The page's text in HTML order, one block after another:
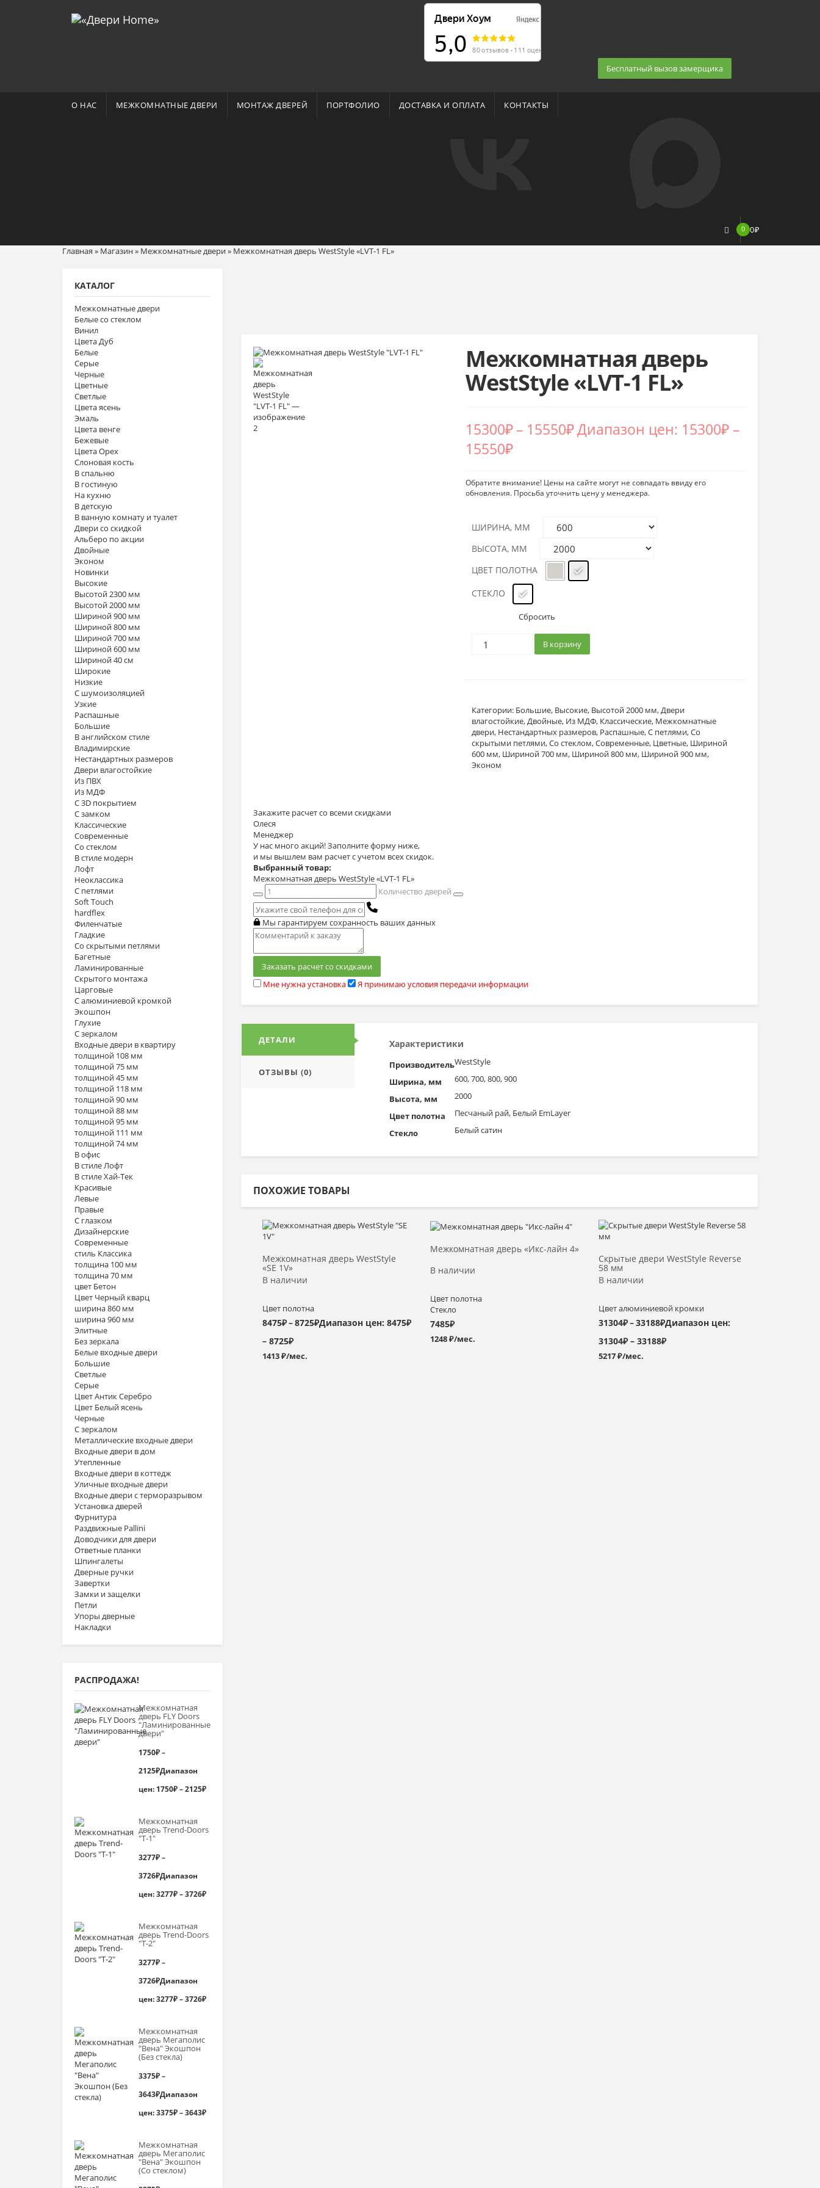
Бесплатный вызов замерщика
О НАС МЕЖКОМНАТНЫЕ ДВЕРИ МОНТАЖ ДВЕРЕЙ ПОРТФОЛИО ДОСТАВКА И ОПЛАТА КОНТАКТЫ
0 0₽
Главная » Магазин» Межкомнатные двери» Межкомнатная дверь WestStyle «LVT-1 FL»
КАТАЛОГ
Межкомнатные двери
Белые со стеклом
Винил
Цвета Дуб
Белые
Серые
Черные
Цветные
Светлые
Цвета ясень
Эмаль
Цвета венге
Бежевые
Цвета Орех
Слоновая кость
В спальню
В гостиную
На кухню
В детскую
В ванную комнату и туалет
Двери со скидкой
Альберо по акции
Двойные
Эконом
Новинки
Высокие
Высотой 2300 мм
Высотой 2000 мм
Шириной 900 мм
Шириной 800 мм
Шириной 700 мм
Шириной 600 мм
Шириной 40 см
Широкие
Низкие
С шумоизоляцией
Узкие
Распашные
Большие
В английском стиле
Владимирские
Нестандартных размеров
Двери влагостойкие
Из ПВХ
Из МДФ
С 3D покрытием
С замком
Классические
Современные
Со стеклом
В стиле модерн
Лофт
Неоклассика
С петлями
Soft Touch
hardflex
Филенчатые
Гладкие
Со скрытыми петлями
Багетные
Ламинированные
Скрытого монтажа
Царговые
С алюминиевой кромкой
Экошпон
Глухие
С зеркалом
Входные двери в квартиру
толщиной 108 мм
толщиной 75 мм
толщиной 45 мм
толщиной 118 мм
толщиной 90 мм
толщиной 88 мм
толщиной 95 мм
толщиной 111 мм
толщиной 74 мм
В офис
В стиле Лофт
В стиле Хай-Тек
Красивые
Левые
Правые
С глазком
Дизайнерские
Современные
стиль Классика
толщина 100 мм
толщина 70 мм
цвет Бетон
Цвет Черный кварц
ширина 860 мм
ширина 960 мм
Элитные
Без зеркала
Белые входные двери
Большие
Светлые
Серые
Цвет Антик Серебро
Цвет Белый ясень
Черные
С зеркалом
Металлические входные двери
Входные двери в дом
Утепленные
Входные двери в коттедж
Уличные входные двери
Входные двери с терморазрывом
Установка дверей
Фурнитура
Раздвижные Pallini
Доводчики для двери
Ответные планки
Шпингалеты
Дверные ручки
Завертки
Замки и защелки
Петли
Упоры дверные
Накладки
РАСПРОДАЖА!
Межкомнатная
дверь FLY Doors
"Ламинированные
двери"
1750₽–
2125₽Диапазон
цен: 1750₽ – 2125₽
Межкомнатная
дверь Trend-Doоrs
"Т-1"
3277₽–
3726₽Диапазон
цен: 3277₽ – 3726₽
Межкомнатная
дверь Trend-Doоrs
"Т-2"
3277₽–
3726₽Диапазон
цен: 3277₽ – 3726₽
Межкомнатная
дверь Мегаполис
"Вена" Экошпон
(Без стекла)
3375₽–
3643₽Диапазон
цен: 3375₽ – 3643₽
Межкомнатная
дверь Мегаполис
"Вена" Экошпон
(Со стеклом)
Межкомнатная дверь
WestStyle «LVT-1 FL»
15300₽– 15550₽Диапазон цен: 15300₽ –
15550₽
Обратите внимание! Цены на сайте могут не совпадать ввиду его
обновления. Просьба уточнить цену у менеджера.
ШИРИНА, ММ
ВЫСОТА, ММ
ЦВЕТ ПОЛОТНА
СТЕКЛО
Сбросить
В корзину
Категории: Большие, Высокие, Высотой 2000 мм,Двери
влагостойкие,Двойные, Из МДФ, Классические, Межкомнатные
двери, Нестандартных размеров, Распашные,С петлями,Со
скрытыми петлями,Со стеклом,Современные, Цветные, Шириной
600 мм, Шириной 700 мм, Шириной 800 мм, Шириной 900 мм,
Эконом
Закажите расчетсо всеми скидками
Олеся
Менеджер
У нас много акций! Заполните форму ниже,
и мы вышлем вам расчет с учетом всех скидок.
Выбранный товар:
Межкомнатная дверь WestStyle «LVT-1 FL»
Количество дверей
Мы гарантируем сохранность ваших данных
Заказать расчет со скидками
Мне нужна установка
Я принимаю условия передачи информации
ДЕТАЛИ
ОТЗЫВЫ (0)
Характеристики
ПроизводительWestStyle
Ширина, мм
600, 700, 800, 900
Высота, мм
2000
Цвет полотна
Песчаный рай, Белый EmLayer
Стекло
Белый сатин
ПОХОЖИЕ ТОВАРЫ
Межкомнатная дверь WestStyle
«SE 1V»
В наличии
Цвет полотна
8475₽–8725₽Диапазон цен: 8475₽
– 8725₽
1413 ₽/мес.
Выбрать >
Межкомнатная дверь «Икс-лайн 4»
В наличии
Цвет полотна
Стекло
7485₽
1248 ₽/мес.
Выбрать >
Скрытые двери WestStyle Reverse
58 мм
В наличии
Цвет алюминиевой кромки
31304₽–33188₽Диапазон цен:
31304₽ – 33188₽
5217 ₽/мес.
Выбрать >